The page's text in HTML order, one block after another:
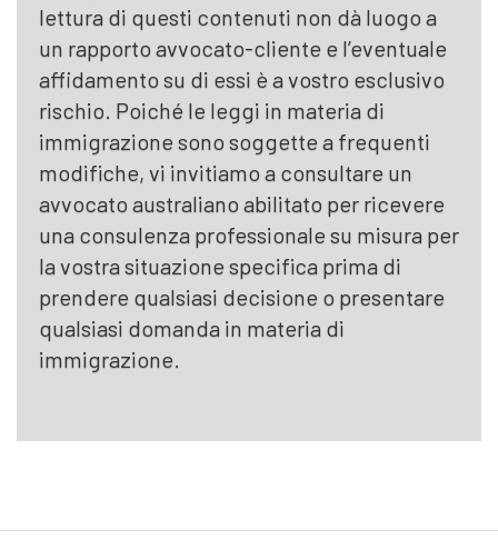
lettura di questi contenuti non dà luogo a
un rapporto avvocato-cliente e l’eventuale
affidamento su di essi è a vostro esclusivo
rischio. Poiché le leggi in materia di
immigrazione sono soggette a frequenti
modifiche, vi invitiamo a consultare un
avvocato australiano abilitato per ricevere
una consulenza professionale su misura per
la vostra situazione specifica prima di
prendere qualsiasi decisione o presentare
qualsiasi domanda in materia di
immigrazione.